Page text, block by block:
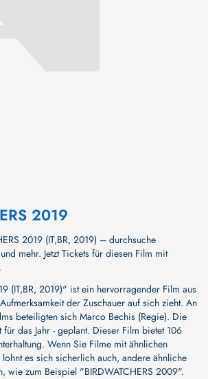
2019
2019 (IT,BR, 2019) – durchsuche
mehr. Jetzt Tickets für diesen Film mit
(IT,BR, 2019)" ist ein hervorragender Film aus
der Zuschauer auf sich zieht. An
beteiligten sich Marco Bechis (Regie). Die
das Jahr - geplant. Dieser Film bietet 106
Wenn Sie Filme mit ähnlichen
es sich sicherlich auch, andere ähnliche
wie zum Beispiel "BIRDWATCHERS 2009".